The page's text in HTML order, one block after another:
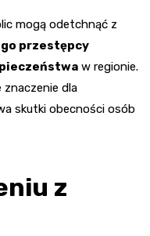
mogą odetchnąć z
przestępcy
w regionie.
znaczenie dla
skutki obecności osób
z